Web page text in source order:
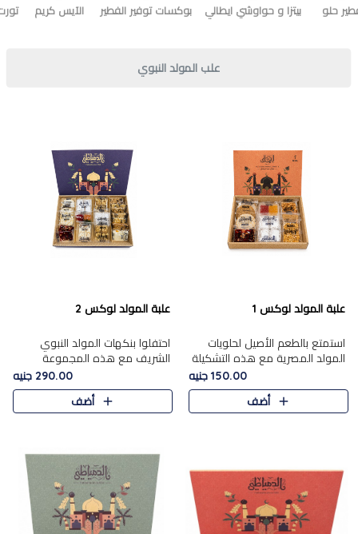
حلو بيتزا و حواوشي ايطالي بوكسات توفير الفطير الآيس كريم
علب المولد النبوي
علبة المولد لوكس 1
استمتع بالطعم الأصيل لحلويات
المولد المصرية مع هذه التشكيلة
المختارة بعناية من 9 قطع. تتضمن
التشكيلة جوزرية مع فول،ملبان
150.00 جنيه
أضف
علبة المولد لوكس 2
احتفلوا بنكهات المولد النبوي
الشريف مع هذه المجموعة
الفاخرة المكونة من 19 قطعة،
والتي تم اختيارها بعناية فائقة لتُبرز
تشكيلة واسعة من الحلويات
290.00 جنيه
أضف